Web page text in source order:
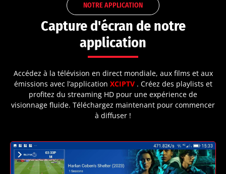
NOTRE APPLICATION
Capture d'écran de notre
application
Accédez à la télévision en direct mondiale, aux films et aux
émissions avec l’application XCIPTV . Créez des playlists et
profitez du streaming HD pour une expérience de
visionnage fluide. Téléchargez maintenant pour commencer
à diffuser !